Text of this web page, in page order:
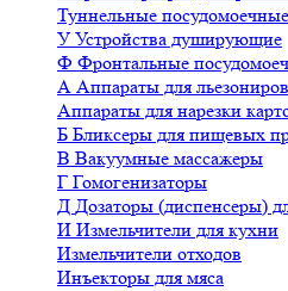
Туннельные
У Устройства душирующие
Ф Фронтальные
А Аппараты для
Аппараты для нарезки
Б Бликсеры для пищевых
В Вакуумные массажеры
Г Гомогенизаторы
Д Дозаторы (диспенсеры)
И Измельчители для кухни
Измельчители отходов
Инъекторы для мяса